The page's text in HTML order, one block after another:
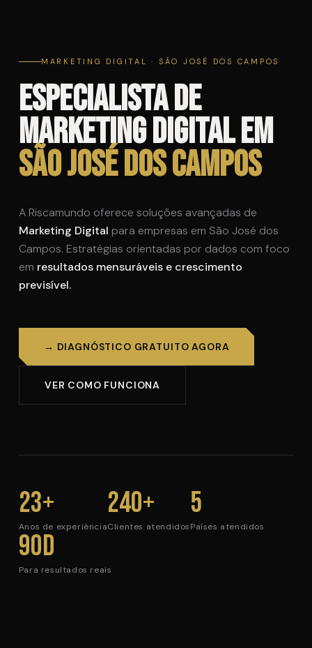
MARKETING DIGITAL · SÃO JOSÉ DOS CAMPOS
Especialista de
Marketing Digital em
São José dos Campos
A Riscamundo oferece soluções avançadas de
Marketing Digital para empresas em São José dos
Campos. Estratégias orientadas por dados com foco
em resultados mensuráveis e crescimento
previsível.
→ DIAGNÓSTICO GRATUITO AGORA
VER COMO FUNCIONA
23+
Anos de experiência
240+
Clientes atendidos
5
Países atendidos
90d
Para resultados reais